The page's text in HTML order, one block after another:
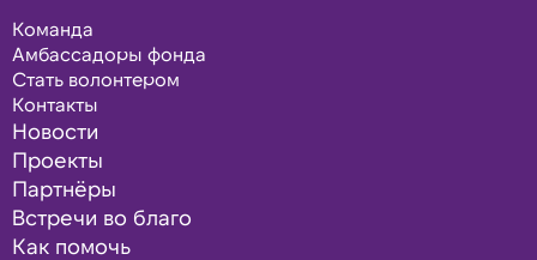
Команда
Амбассадоры фонда
Стать волонтером
Контакты
Новости
Проекты
Партнёры
Встречи во благо
Как помочь